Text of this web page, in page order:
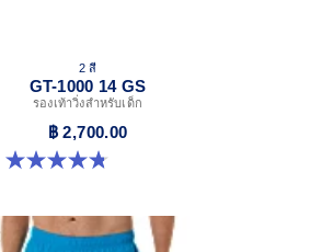
2 สี
GT-1000 14 GS
รองเท้าวิ่งสำหรับเด็ก
฿ 2,700.00
4.8 จาก 5 ดาว 96 รีวิว